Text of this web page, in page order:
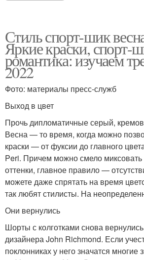
Стиль спорт-шик
Яркие краски, спорт-
романтика: изучаем
2022
Фото: материалы пресс-служб
Выход в цвет
Прочь дипломатичные серый,
Весна — то время, когда можно
краски — от фуксии до главного
Peri. Причем можно смело миксовать
оттенки, главное правило —
можете даже спрятать на время
так любят стилисты. На
Они вернулись
Шорты с колготками снова
дизайнера John Richmond. Если
поклонниках у него значатся